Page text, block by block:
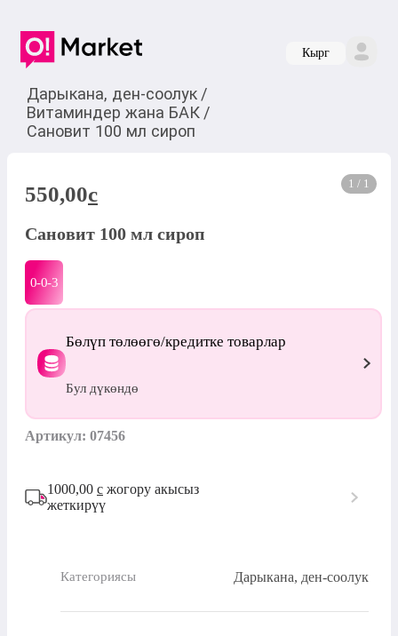
Кырг
Дарыкана, ден-соолук /
Витаминдер жана БАК /
Сановит 100 мл сироп
1 / 1
550,00c
Сановит 100 мл сироп
0-0-3
Бөлүп төлөөгө/кредитке товарлар
Бул дүкөндө
Артикул: 07456
1000,00 с жогору акысыз
жеткирүү
Категориясы Дарыкана, ден-соолук